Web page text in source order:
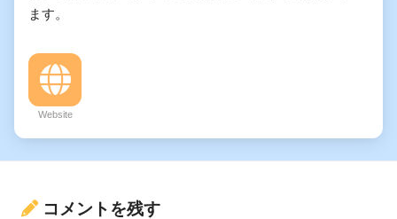
ます。
Website
コメントを残す